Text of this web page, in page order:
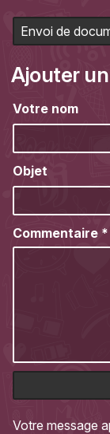
Envoi de
Ajouter
Votre nom
Objet
Commentaire *
Votre message